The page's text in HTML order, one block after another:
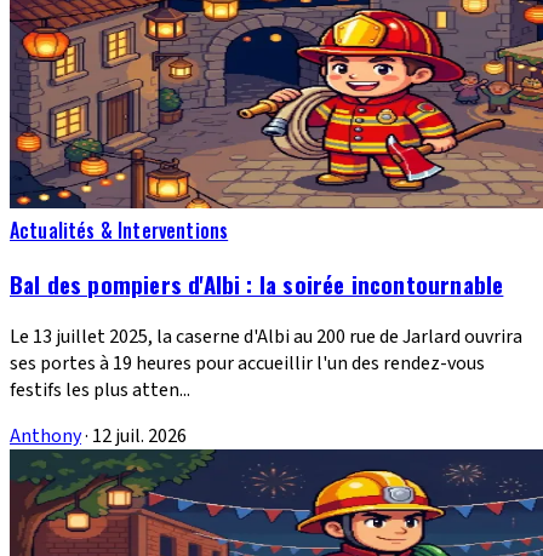
Actualités & Interventions
Bal des pompiers d'Albi : la soirée incontournable
Le 13 juillet 2025, la caserne d'Albi au 200 rue de Jarlard ouvrira
ses portes à 19 heures pour accueillir l'un des rendez-vous
festifs les plus atten...
Anthony· 12 juil. 2026